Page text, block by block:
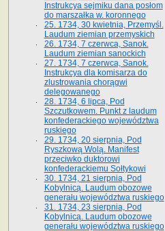
Instrukcya sejmiku dana posłom
do marszałka w. koronnego
25. 1734, 30 kwietnia, Przemyśl.
Laudum ziemian przemyskich
26. 1734, 7 czerwca, Sanok.
Laudum ziemian sanockich
27. 1734, 7 czerwca, Sanok.
Instrukcya dla komisarza do
zlustrowania chorągwi
delegowanego
28. 1734, 6 lipca, Pod
Szczutkowem. Punkt z laudum
konfederackiego województwa
ruskiego
29. 1734, 20 sierpnia, Pod
Ryszkową Wolą. Manifest
przeciwko duktorowi
konfederackiemu Sołtykowi
30. 1734, 21 sierpnia, Pod
Kobylnicą. Laudum obozowe
generału województwa ruskiego
31. 1734, 23 sierpnia, Pod
Kobylnicą. Laudum obozowe
generału województwa ruskiego